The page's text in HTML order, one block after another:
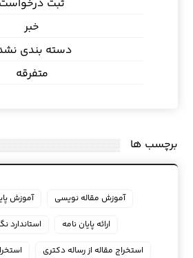
ثبت درخواست
خبر
دسته بندی
متفرقه
برچسب ها
آموزش مقاله نویسی
آموزش
ارائه پایان نامه
استاندارد
استخراج مقاله از رساله دکتری